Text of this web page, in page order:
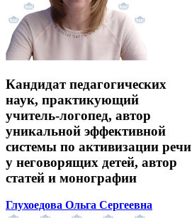
Кандидат педагогических
наук, практикующий
учитель-логопед, автор
уникальной эффективной
системы по активизации речи
у неговорящих детей, автор
статей и монографии
Глухоедова Ольга Сергеевна